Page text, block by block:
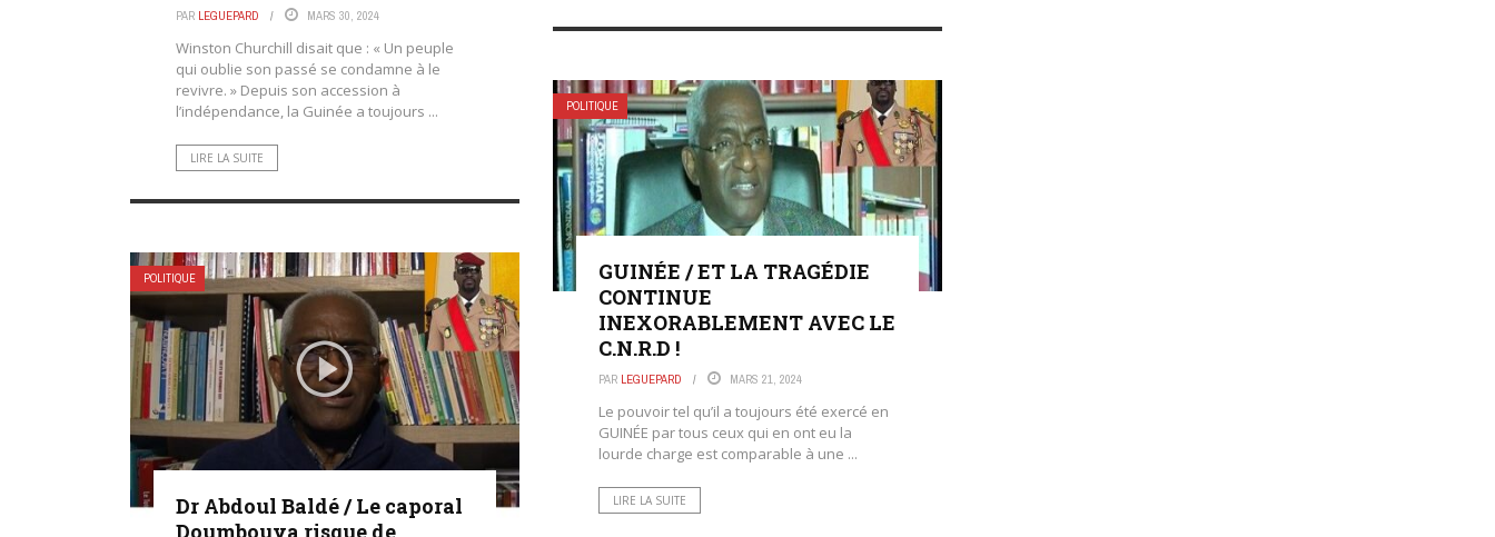
PAR LEGUEPARD MARS 30, 2024
Winston Churchill disait que : « Un peuple
qui oublie son passé se condamne à le
revivre. » Depuis son accession à
l’indépendance, la Guinée a toujours ...
LIRE LA SUITE
POLITIQUE
GUINÉE / ET LA TRAGÉDIE
CONTINUE
INEXORABLEMENT AVEC LE
C.N.R.D !
PAR LEGUEPARD MARS 21, 2024
Le pouvoir tel qu’il a toujours été exercé en
GUINÉE par tous ceux qui en ont eu la
lourde charge est comparable à une ...
LIRE LA SUITE
POLITIQUE
Dr Abdoul Baldé / Le caporal
Doumbouya risque de